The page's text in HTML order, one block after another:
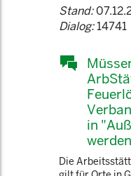
Stand:
Dialog:14741
in
Die